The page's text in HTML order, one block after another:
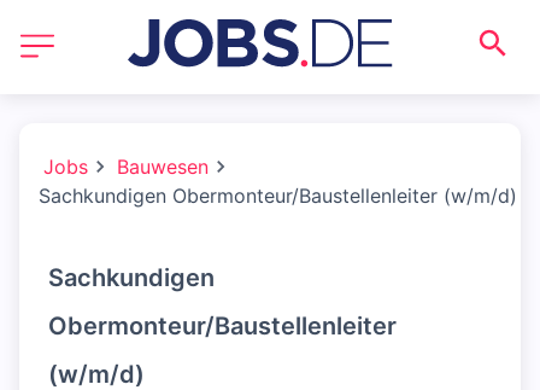
Jobs
Bauwesen
Sachkundigen Obermonteur/Baustellenleiter (w/m/d)
Sachkundigen
Obermonteur/Baustellenleiter
(w/m/d)